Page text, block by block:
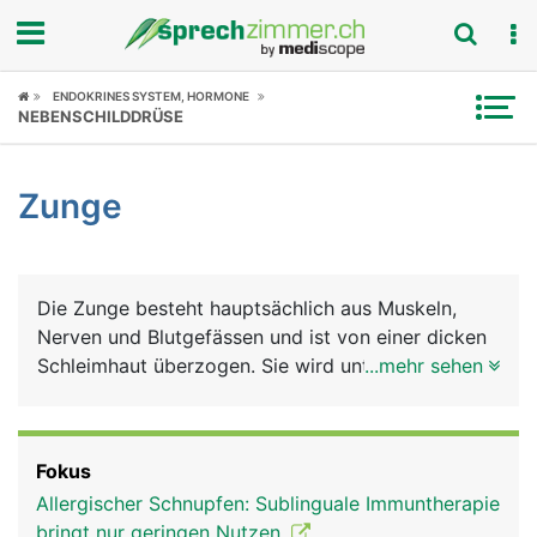
Fokus
Symptome
News
Rubriken
ENDOKRINES SYSTEM, HORMONE
NEBENSCHILDDRÜSE
Zunge
Die Zunge besteht hauptsächlich aus Muskeln,
Nerven und Blutgefässen und ist von einer dicken
Schleimhaut überzogen. Sie wird unterteilt in
Zungenmandel, die der Infektabwehr dient. Die
Zunge erfüllt viele Aufgaben: Sie ist unerlässlich
...mehr sehen
Fokus
Allergischer Schnupfen: Sublinguale Immuntherapie
bringt nur geringen Nutzen